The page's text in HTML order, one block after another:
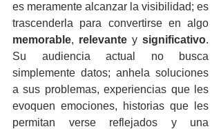
es meramente alcanzar la visibilidad; es
memorable, relevante y significativo.
Su audiencia actual no busca
simplemente datos; anhela soluciones
a sus problemas, experiencias que les
evoquen emociones, historias que les
permitan verse reflejados y una